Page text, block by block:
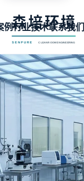
例行业技术联系我们